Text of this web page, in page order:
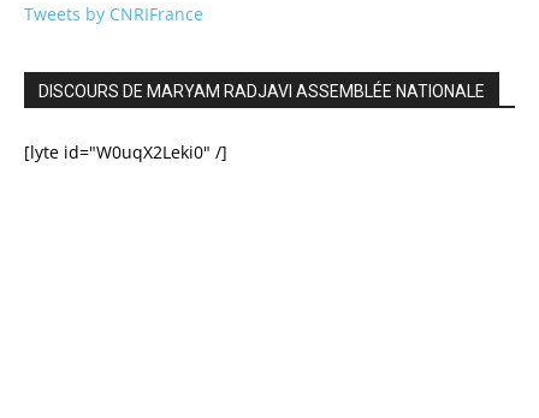
Tweets by CNRIFrance
DISCOURS DE MARYAM RADJAVI ASSEMBLÉE NATIONALE
[lyte id="W0uqX2Leki0" /]